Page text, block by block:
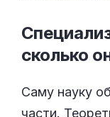
сколько
Саму науку
части.